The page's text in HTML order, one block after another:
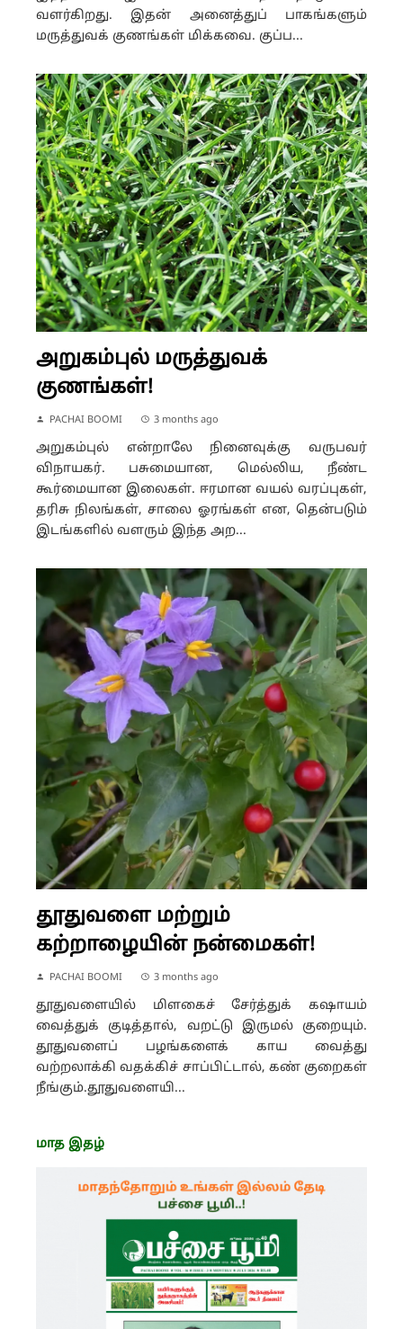
வளர்கிறது. இதன் அனைத்துப் பாகங்களும்
மருத்துவக் குணங்கள் மிக்கவை. குப்ப...
அறுகம்புல் மருத்துவக்
குணங்கள்!
PACHAI BOOMI 3 months ago
அறுகம்புல் என்றாலே நினைவுக்கு வருபவர்
விநாயகர். பசுமையான, மெல்லிய, நீண்ட
கூர்மையான இலைகள். ஈரமான வயல் வரப்புகள்,
தரிசு நிலங்கள், சாலை ஓரங்கள் என, தென்படும்
இடங்களில் வளரும் இந்த அற...
தூதுவளை மற்றும்
கற்றாழையின் நன்மைகள்!
PACHAI BOOMI 3 months ago
தூதுவளையில் மிளகைச் சேர்த்துக் கஷாயம்
வைத்துக் குடித்தால், வறட்டு இருமல் குறையும்.
தூதுவளைப் பழங்களைக் காய வைத்து
வற்றலாக்கி வதக்கிச் சாப்பிட்டால், கண் குறைகள்
நீங்கும்.தூதுவளையி...
மாத இதழ்